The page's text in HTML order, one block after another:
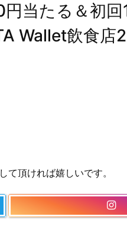
当たる＆初回
Wallet飲食店
頂ければ嬉しいです。